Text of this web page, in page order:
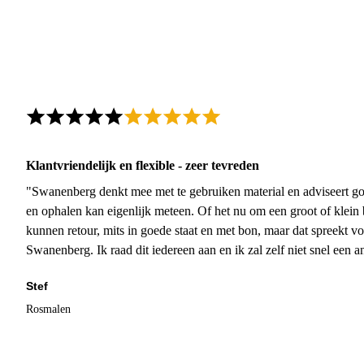
Klantvriendelijk en flexible - zeer tevreden
"Swanenberg denkt mee met te gebruiken material en adviseert
en ophalen kan eigenlijk meteen. Of het nu om een groot of
kunnen retour, mits in goede staat en met bon, maar dat spreekt
Swanenberg. Ik raad dit iedereen aan en ik zal zelf niet snel een
Stef
Rosmalen